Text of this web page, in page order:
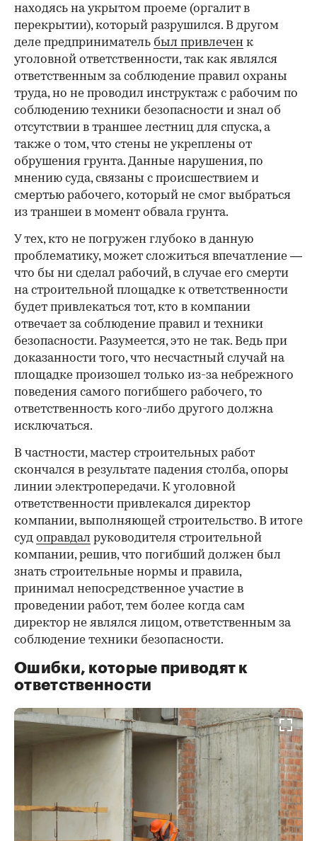
находясь на укрытом проеме (оргалит в
перекрытии), который разрушился. В другом
деле предприниматель был привлечен к
уголовной ответственности, так как являлся
ответственным за соблюдение правил охраны
труда, но не проводил инструктаж с рабочим по
соблюдению техники безопасности и знал об
отсутствии в траншее лестниц для спуска, а
также о том, что стены не укреплены от
обрушения грунта. Данные нарушения, по
мнению суда, связаны с происшествием и
смертью рабочего, который не смог выбраться
из траншеи в момент обвала грунта.
У тех, кто не погружен глубоко в данную
проблематику, может сложиться впечатление —
что бы ни сделал рабочий, в случае его смерти
на строительной площадке к ответственности
будет привлекаться тот, кто в компании
отвечает за соблюдение правил и техники
безопасности. Разумеется, это не так. Ведь при
доказанности того, что несчастный случай на
площадке произошел только из-за небрежного
поведения самого погибшего рабочего, то
ответственность кого-либо другого должна
исключаться.
В частности, мастер строительных работ
скончался в результате падения столба, опоры
линии электропередачи. К уголовной
ответственности привлекался директор
компании, выполняющей строительство. В итоге
суд оправдал руководителя строительной
компании, решив, что погибший должен был
знать строительные нормы и правила,
принимал непосредственное участие в
проведении работ, тем более когда сам
директор не являлся лицом, ответственным за
соблюдение техники безопасности.
Ошибки, которые приводят к
ответственности